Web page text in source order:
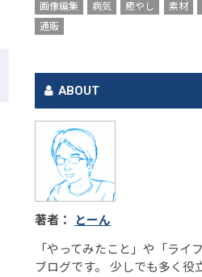
画像編集
病気 癒やし 素材
通販
ABOUT
著者： とーん
「やってみたこと」や「ライ
ブログです。 少しでも多く役